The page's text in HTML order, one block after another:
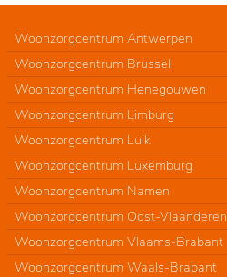
Woonzorgcentrum Antwerpen
Woonzorgcentrum Brussel
Woonzorgcentrum Henegouwen
Woonzorgcentrum Limburg
Woonzorgcentrum Luik
Woonzorgcentrum Luxemburg
Woonzorgcentrum Namen
Woonzorgcentrum Oost-Vlaanderen
Woonzorgcentrum Vlaams-Brabant
Woonzorgcentrum Waals-Brabant